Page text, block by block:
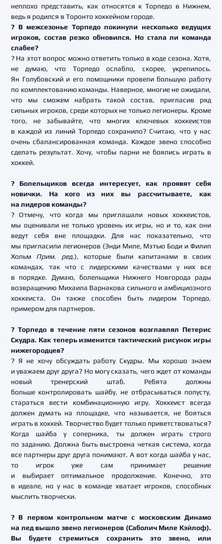
неплохо представить, как относятся к Торпедо в Нижнем,
ведь я родился в Торонто хоккейном городе.
? В межсезонье Торпедо покинули несколько ведущих
игроков, состав резко обновился. Но стала ли команда
слабее?
? На этот вопрос можно ответить только в ходе сезона. Хотя,
не думаю, что Торпедо ослабло, скорее, укрепилось.
Ян Голубовский и его помощники провели большую работу
по комплектованию команды. Наверное, многие не ожидали,
что мы сможем набрать такой состав, пригласив ряд
сильных игроков, среди которых не только легионеры. Кроме
того, не забывайте, что многих ключевых хоккеистов
в каждой из линий Торпедо сохранило? Считаю, что у нас
очень сбалансированная команда. Каждое звено способно
сделать результат. Хочу, чтобы парни не боялись играть в
хоккей.
? Болельщиков всегда интересует, как проявят себя
новички. На кого из них вы рассчитываете, как
на лидеров команды?
? Отмечу, что когда мы приглашали новых хоккеистов,
мы оценивали не только уровень их игры, но и то, как они
ведут себя вне площадки. Для нас показательно, что
мы пригласили легионеров (Энди Миле, Мэтью Боди и Филип
Хольм Прим. ред.), которые были капитанами в своих
командах, так что с лидерскими качествами у них все
в порядке. Думаю, болельщики Нижнего Новгорода рады
возвращению Михаила Варнакова сильного и амбициозного
хоккеиста. Он также способен быть лидером Торпедо,
примером для партнеров.
? Торпедо в течение пяти сезонов возглавлял Петерис
Скудра. Как теперь изменится тактический рисунок игры
нижегородцев?
? Я не хочу обсуждать работу Скудры. Мы хорошо знаем
и уважаем друг друга? Но могу сказать, чего ждет от команды
новый тренерский штаб. Ребята должны
больше контролировать шайбу, не отбрасываться попусту,
стараться вести комбинационную игру. Хоккеист всегда
должен думать на площадке, что называется, не бояться
играть в хоккей. Творчество будет только приветствоваться?
Когда шайба у соперника, ты должен играть строго
по заданию. Должна быть выстроена четкая система, когда
все партнеры друг друга понимают. А вот когда шайба у нас,
то игрок уже сам принимает решение
и выбирает оптимальное продолжение. Конечно, это
в идеале, но у нас в команде хватает игроков, способных
мыслить творчески.
? В первом контрольном матче с московским Динамо
на лед вышло звено легионеров (Саболич Миле Кэйлоф).
Вы будете стремиться сохранить это звено, или